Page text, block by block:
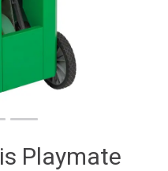
Playmate